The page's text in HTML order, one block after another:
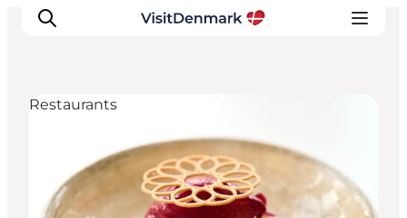
Inspiration
Regionen
Erlebnisse
Restaurants